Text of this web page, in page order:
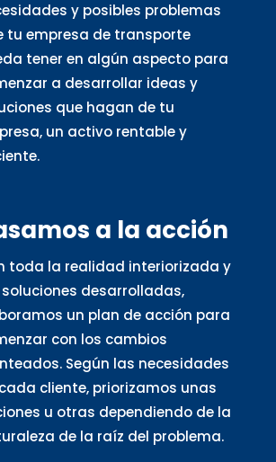
y posibles problemas
tu empresa de transporte
tener en algún aspecto para
a desarrollar ideas y
que hagan de tu
un activo rentable y
a la acción
toda la realidad interiorizada y
desarrolladas,
un plan de acción para
con los cambios
Según las necesidades
cliente, priorizamos unas
u otras dependiendo de la
de la raíz del problema.